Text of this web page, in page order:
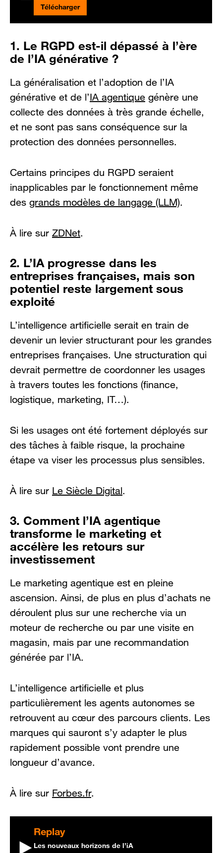
Télécharger
1. Le RGPD est-il dépassé à l’ère
de l’IA générative ?
La généralisation et l’adoption de l’IA
générative et de l’IA agentique génère une
collecte des données à très grande échelle,
et ne sont pas sans conséquence sur la
protection des données personnelles.
Certains principes du RGPD seraient
inapplicables par le fonctionnement même
des grands modèles de langage (LLM).
À lire sur ZDNet.
2. L’IA progresse dans les
entreprises françaises, mais son
potentiel reste largement sous
exploité
L’intelligence artificielle serait en train de
devenir un levier structurant pour les grandes
entreprises françaises. Une structuration qui
devrait permettre de coordonner les usages
à travers toutes les fonctions (finance,
logistique, marketing, IT…).
Si les usages ont été fortement déployés sur
des tâches à faible risque, la prochaine
étape va viser les processus plus sensibles.
À lire sur Le Siècle Digital.
3. Comment l’IA agentique
transforme le marketing et
accélère les retours sur
investissement
Le marketing agentique est en pleine
ascension. Ainsi, de plus en plus d’achats ne
déroulent plus sur une recherche via un
moteur de recherche ou par une visite en
magasin, mais par une recommandation
générée par l’IA.
L’intelligence artificielle et plus
particulièrement les agents autonomes se
retrouvent au cœur des parcours clients. Les
marques qui sauront s’y adapter le plus
rapidement possible vont prendre une
longueur d’avance.
À lire sur Forbes.fr.
Replay
Les nouveaux horizons de l’iA